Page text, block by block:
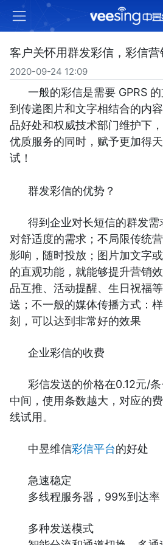
客户关怀用群发彩信，彩信
2020-09-24 12:09
一般的彩信是需要 GPRS
到传递图片和文字相结合的内
品好处和权威技术部门维护下
优质服务的同时，赋予更加得
试！
群发彩信的优势？
得到企业对长短信的群发
对舒适度的需求；不局限传统
影响，随时投放；图片加文字
的直观功能，就能够提升营销
品互推、活动提醒、生日祝福
送；不一般的媒体传播方式：
刻，可以达到非常好的效果
企业彩信的收费
彩信发送的价格在0.12元/
中间，使用条数越大，对应的
线试用。
中昱维信彩信平台的好处
急速稳定
多线程服务器，99%到达率
多种发送模式